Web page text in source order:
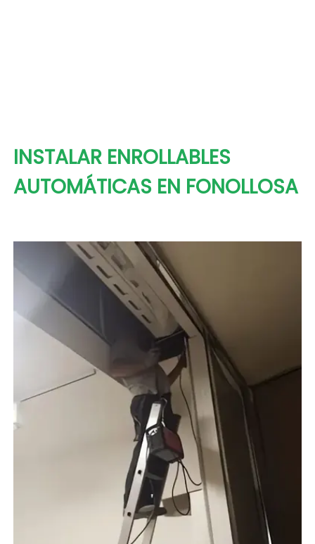
INSTALAR ENROLLABLES
AUTOMÁTICAS EN FONOLLOSA